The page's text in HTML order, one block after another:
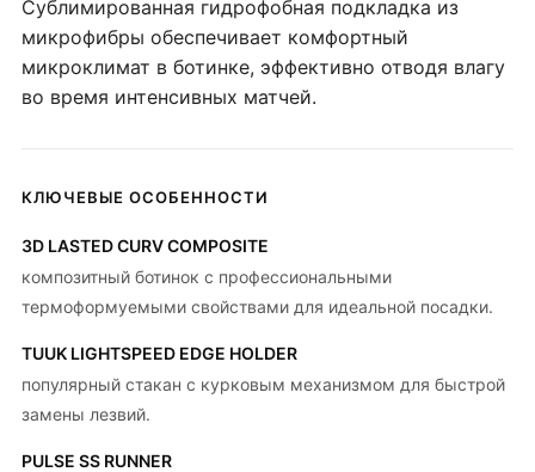
Сублимированная гидрофобная подкладка из
микрофибры обеспечивает комфортный
микроклимат в ботинке, эффективно отводя влагу
во время интенсивных матчей.
КЛЮЧЕВЫЕ ОСОБЕННОСТИ
3D LASTED CURV COMPOSITE
композитный ботинок с профессиональными
термоформуемыми свойствами для идеальной посадки.
TUUK LIGHTSPEED EDGE HOLDER
популярный стакан с курковым механизмом для быстрой
замены лезвий.
PULSE SS RUNNER